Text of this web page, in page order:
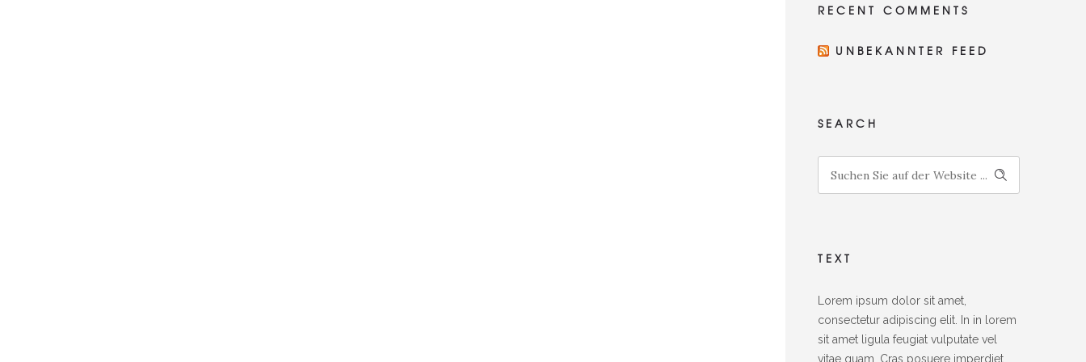
RECENT COMM­ENTS
UNBE­KANNTER FEED
SEARCH
TEXT
Lorem ipsum dolor sit amet,
consectetur adipiscing elit. In in lorem
sit amet ligula feugiat vulputate vel
vitae quam. Cras posuere imperdiet